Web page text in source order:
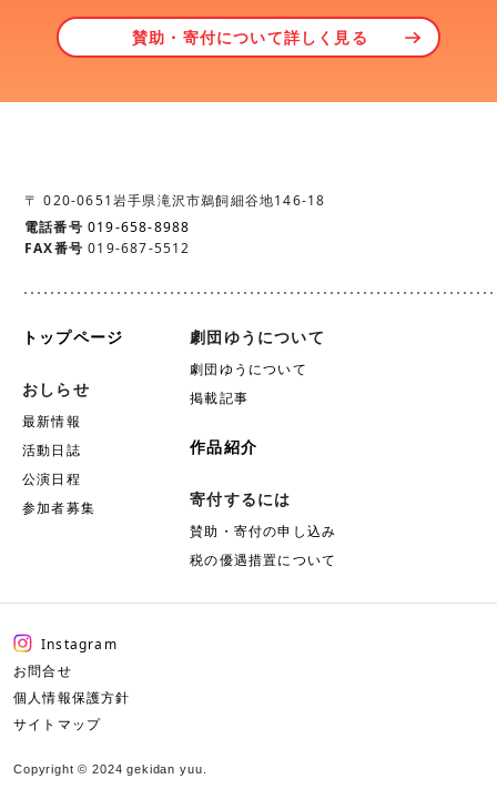
賛助・寄付について詳しく見る
〒 020-0651岩手県滝沢市鵜飼細谷地146-18
電話番号 019-658-8988
FAX番号 019-687-5512
トップページ
おしらせ
最新情報
活動日誌
公演日程
参加者募集
劇団ゆうについて
劇団ゆうについて
掲載記事
作品紹介
寄付するには
賛助・寄付の申し込み
税の優遇措置について
Copyright © 2024 gekidan yuu.
Instagram
お問合せ
個人情報保護方針
サイトマップ